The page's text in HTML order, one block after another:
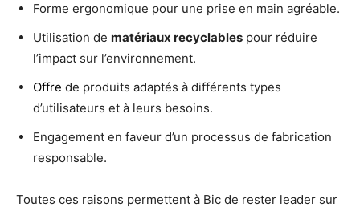
Forme ergonomique pour une prise en main agréable.
Utilisation de matériaux recyclables pour réduire
l’impact sur l’environnement.
Offre de produits adaptés à différents types
d’utilisateurs et à leurs besoins.
Engagement en faveur d’un processus de fabrication
responsable.
Toutes ces raisons permettent à Bic de rester leader sur